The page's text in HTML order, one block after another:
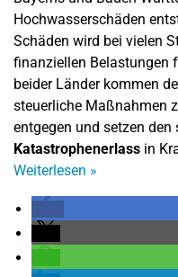
Hochwasserschäden
Schäden wird bei vielen
finanziellen Belastungen
beider Länder kommen
steuerliche Maßnahmen
entgegen und setzen den
Katastrophenerlass in
Weiterlesen »